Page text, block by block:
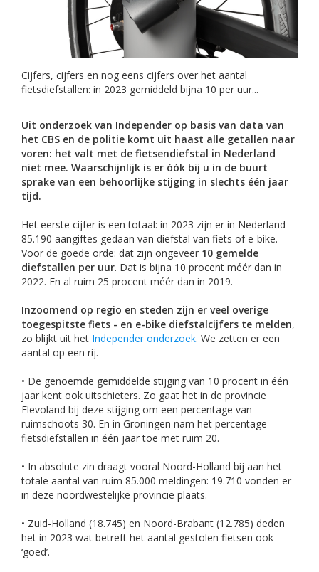
Cijfers, cijfers en nog eens cijfers over het aantal
fietsdiefstallen: in 2023 gemiddeld bijna 10 per uur...
Uit onderzoek van Independer op basis van data van
het CBS en de politie komt uit haast alle getallen naar
voren: het valt met de fietsendiefstal in Nederland
niet mee. Waarschijnlijk is er óók bij u in de buurt
sprake van een behoorlijke stijging in slechts één jaar
tijd.
Het eerste cijfer is een totaal: in 2023 zijn er in Nederland
85.190 aangiftes gedaan van diefstal van fiets of e-bike.
Voor de goede orde: dat zijn ongeveer 10 gemelde
diefstallen per uur. Dat is bijna 10 procent méér dan in
2022. En al ruim 25 procent méér dan in 2019.
Inzoomend op regio en steden zijn er veel overige
toegespitste fiets - en e-bike diefstalcijfers te melden,
zo blijkt uit het Independer onderzoek. We zetten er een
aantal op een rij.
• De genoemde gemiddelde stijging van 10 procent in één
jaar kent ook uitschieters. Zo gaat het in de provincie
Flevoland bij deze stijging om een percentage van
ruimschoots 30. En in Groningen nam het percentage
fietsdiefstallen in één jaar toe met ruim 20.
• In absolute zin draagt vooral Noord-Holland bij aan het
totale aantal van ruim 85.000 meldingen: 19.710 vonden er
in deze noordwestelijke provincie plaats.
• Zuid-Holland (18.745) en Noord-Brabant (12.785) deden
het in 2023 wat betreft het aantal gestolen fietsen ook
‘goed’.